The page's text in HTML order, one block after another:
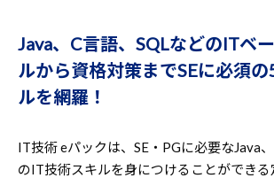
Java、C言語、SQLなどのITベ
ルから資格対策までSEに必須
ルを網羅！
IT技術 eパックは、SE・PGに必要なJava
のIT技術スキルを身につけることができ